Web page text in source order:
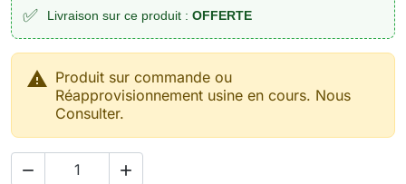
✅ Livraison sur ce produit : OFFERTE
 Produit sur commande ou
Réapprovisionnement usine en cours. Nous
Consulter.
 